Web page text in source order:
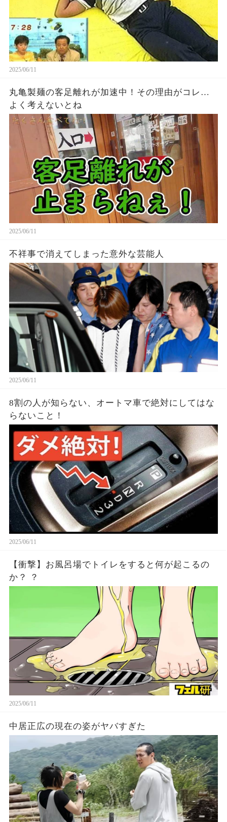
2025/06/11
丸亀製麺の客足離れが加速中！その理由がコレ…
よく考えないとね
2025/06/11
不祥事で消えてしまった意外な芸能人
2025/06/11
8割の人が知らない、オートマ車で絶対にしてはな
らないこと！
2025/06/11
【衝撃】お風呂場でトイレをすると何が起こるの
か？ ？
2025/06/11
中居正広の現在の姿がヤバすぎた